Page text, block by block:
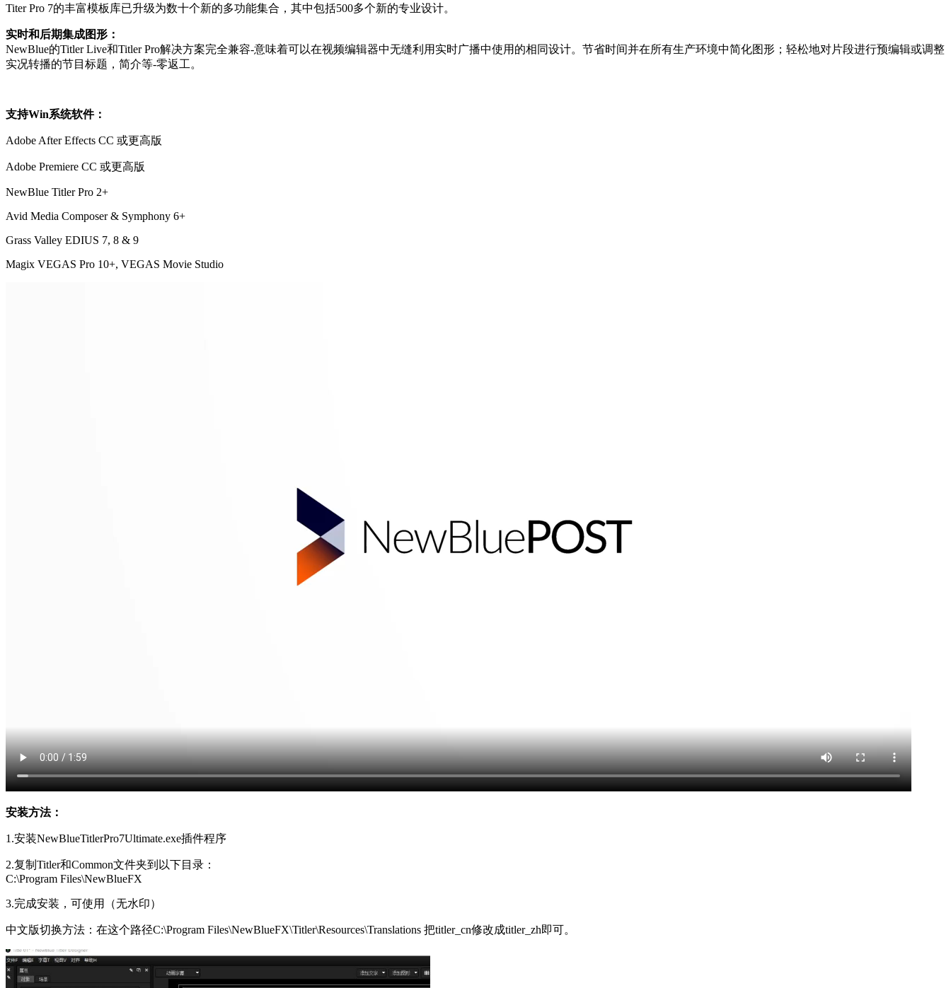
Titer Pro 7的丰富模板库已升级为数十个新的多功能集合，其中包括500多个新的专业设计。
实时和后期集成图形：
NewBlue的Titler Live和Titler Pro解决方案完全兼容-意味着可以在视频编辑器中无缝利用实时广播中使用的相同设计。节省时间并在所有生产环境中简化图形；轻松地对片段进行预编辑或调整
实况转播的节目标题，简介等-零返工。
支持Win系统软件：
Adobe After Effects CC 或更高版
Adobe Premiere CC 或更高版
NewBlue Titler Pro 2+
Avid Media Composer & Symphony 6+
Grass Valley EDIUS 7, 8 & 9
Magix VEGAS Pro 10+, VEGAS Movie Studio
安装方法：
1.安装NewBlueTitlerPro7Ultimate.exe插件程序
2.复制Titler和Common文件夹到以下目录：
C:\Program Files\NewBlueFX
3.完成安装，可使用（无水印）
中文版切换方法：在这个路径C:\Program Files\NewBlueFX\Titler\Resources\Translations 把titler_cn修改成titler_zh即可。